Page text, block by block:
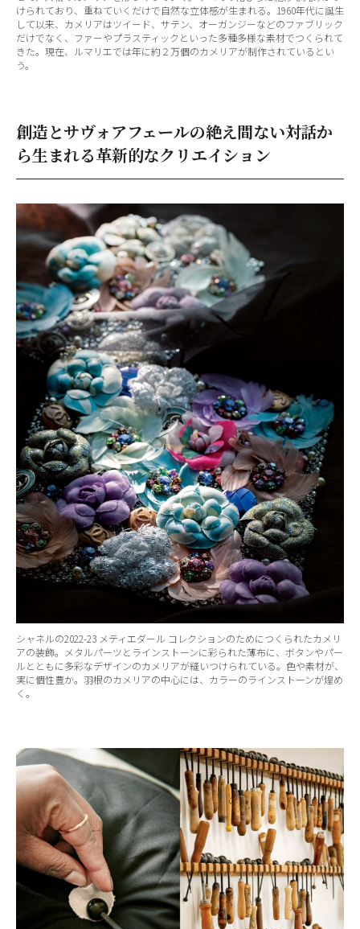
けられており、重ねていくだけで自然な立体感が生まれる。1960年代に誕生
して以来、カメリアはツイード、サテン、オーガンジーなどのファブリック
だけでなく、ファーやプラスティックといった多種多様な素材でつくられて
きた。現在、ルマリエでは年に約２万個のカメリアが制作されているとい
う。
創造とサヴォアフェールの絶え間ない対話か
ら生まれる革新的なクリエイション
シャネルの2022-23 メティエダール コレクションのためにつくられたカメリ
アの装飾。メタルパーツとラインストーンに彩られた薄布に、ボタンやパー
ルとともに多彩なデザインのカメリアが縫いつけられている。色や素材が、
実に個性豊か。羽根のカメリアの中心には、カラーのラインストーンが煌め
く。